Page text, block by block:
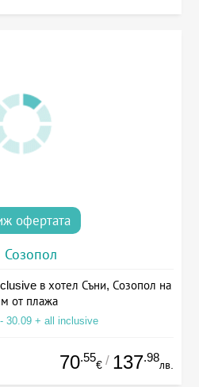
офертата
Созопол
в хотел Съни, Созопол на
от плажа
30.09 + all inclusive
70.55
€ / 137.98
лв.